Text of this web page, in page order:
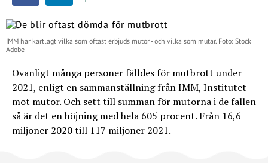
IMM har kartlagt vilka som oftast erbjuds mutor - och vilka som mutar. Foto: Stock
Adobe
Ovanligt många personer fälldes för mutbrott under
2021, enligt en sammanställning från IMM, Institutet
mot mutor. Och sett till summan för mutorna i de fallen
så är det en höjning med hela 605 procent. Från 16,6
miljoner 2020 till 117 miljoner 2021.